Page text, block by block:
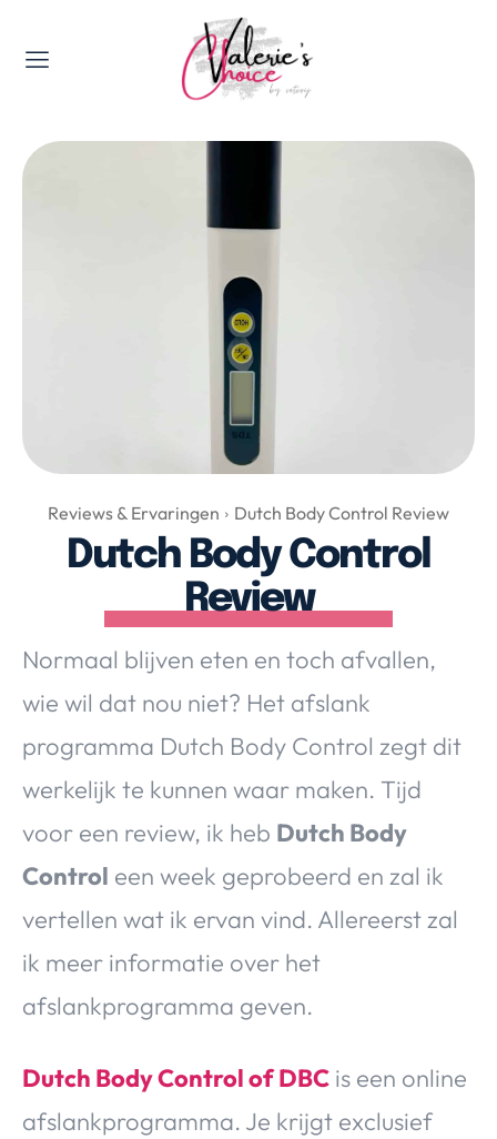
Valerie's Topics
Travel & Culture
Gadgets & Tech
Top 5 van Valerie
Health & Beauty
Nieuws & Media
Over Valerie
Over Valerie
De Top 5
VALERIE'S CHOICE
Food & Drinks Health & Beauty Gadgets
Huis & Tuin
Travel
Lifestyle
Reviews & Ervaringen Dutch Body Control Review
Dutch Body Control
Review
Normaal blijven eten en toch afvallen,
wie wil dat nou niet? Het afslank
programma Dutch Body Control zegt dit
werkelijk te kunnen waar maken. Tijd
voor een review, ik heb Dutch Body
Control een week geprobeerd en zal ik
vertellen wat ik ervan vind. Allereerst zal
ik meer informatie over het
afslankprogramma geven.
Dutch Body Control of DBC is een online
afslankprogramma. Je krijgt exclusief